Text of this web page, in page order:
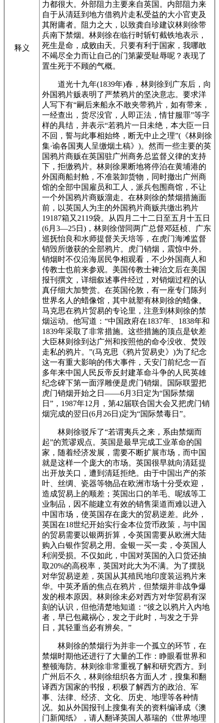
释义
力都很大。外部阻力主要来自英国。内部阻力来
自于从清廷到地方借鸦片走私受益的大小官吏及
其附庸者。阻力之大，以致龚自珍建议林则徐带
兵南下禁烟。林则徐在临行时斩钉截铁地表示，
死生是命，成败由天。只要有利于国家，我哪敢
不竭尽全力而让自己的门第蒙受耻辱呢？表现了
置生死于不顾的气概。
道光十九年(1839年)春，林则徐到广东后，向
外国鸦片贩表明了严禁鸦片的坚决意志。要求洋
人写下有“嗣后来船永不敢夹带鸦片，如有带来，
一经查出，货尽没官，人即正法，情甘服罪”等字
样的具结，并表示“若鸦片一日未绝，本大臣一日
不回，誓与此事相始终，断无中止之理”(《林则徐
集·谕各国夷人呈缴烟土稿》)。然而一些主要的英
国鸦片商贩在英国驻广州商务总监督义律的支持
下，拒缴鸦片。林则徐果断地将停泊在黄埔港的
外国商船封舱，不准装卸货物，同时撤出广州商
馆的全部中国雇员和工人，派兵包围商馆，不让
一个外国鸦片商贩溜走。在林则徐的禁烟措施面
前，以英国人为主的外国鸦片商贩共缴出鸦片
19187箱又2119袋。从四月二十二日至五月十五日
(6月3—25日)，林则徐偕同两广总督邓廷桢、广东
巡抚怡良和水师提督关天培等，在虎门海滩监督
销毁所缴获的全部鸦片。虎门销烟，震惊中外。
销烟时不仅沿海居民争相观看，不少外国商人和
传教士也前来参观。美国传教士裨治文后在美国
报刊撰文，详细叙述事件经过，对销烟过程的认
真仔细大加赞赏。在英国伦敦，有一座专门陈列
世界名人的蜡像馆，其中就塑有林则徐的蜡像。
马克思在鸦片贸易的专论里，注意到林则徐的禁
烟运动。他写道：“中国政府在1837年、1838年和
1839年采取了非常措施。这些措施的顶点是钦差
大臣林则徐到达广州和按照他的命令没收、焚毁
走私的鸦片。”(马克思《鸦片贸易史》)为了纪念
这一有重大影响的伟大事件，天安门前纪念一百
多年来中国人民反帝反封建革命斗争的人民英雄
纪念碑下第一面浮雕便是虎门销烟。国际联盟把
虎门销烟开始之日——6月3日定为“国际禁烟
日”，1987年12月，第42届联合国大会又把虎门销
烟完成的翌日(6月26日)定为“国际禁毒日”。
林则徐驳斥了“若谓夷兵之来，系由禁烟而
起”的荒谬观点。英国是最早完成工业革命的国
家，随着经济发展，需要不断扩展市场，而中国
就是这样一个庞大的市场。英国很早就向清廷提
出开放关口，遭到清廷拒绝。由于中国出产的茶
叶、丝绸、瓷器等物品在欧洲市场十分受欢迎，
造成贸易上的顺差；英国出口的羊毛、呢绒等工
业制品，因不能建立有效的销售渠道而难以进入
中国市场，使英国存在庞大的贸易逆差。此外，
英国在18世纪开始实行金本位货币政策，与中国
的贸易需要以银两折算，令英国需要从欧洲大陆
购入白银作贸易之用。金银一买一卖，令英国人
利润受损。不仅如此，中国对英国的入口货还抽
取20%的高税率，英国对此大为不满。为了摆脱
对华贸易逆差，英国从其殖民地印度装运鸦片来
华。中英矛盾的焦点在鸦片，但禁烟并非战争爆
发的根本原因。林则徐未必对西方对华贸易有深
刻的认识，但他清楚地知道：“彼之以鸦片入内地
者，早已包藏祸心，发之于此时，与发之于异
日，其轻重当必有辨矣。”
林则徐的禁烟行为并非一个孤立的环节，在
禁烟时期他还进行了大量的工作：睁眼看世界和
整顿海防。林则徐非常重视了解和研究西方。到
广州后不久，林则徐组织各方面人才，搜集和翻
译西方国家的书报，积极了解西方的政治、军
事、法律、经济、文化、历史、地理等各种情
况。如从外国报刊上搜集有关的资料编译成《澳
门新闻纸》，请人翻译英国人慕瑞的《世界地理